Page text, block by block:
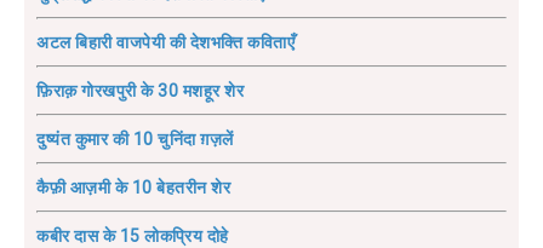
अटल बिहारी वाजपेयी की देशभक्ति कविताएँ
फ़िराक़ गोरखपुरी के 30 मशहूर शेर
दुष्यंत कुमार की 10 चुनिंदा ग़ज़लें
कैफ़ी आज़मी के 10 बेहतरीन शेर
कबीर दास के 15 लोकप्रिय दोहे